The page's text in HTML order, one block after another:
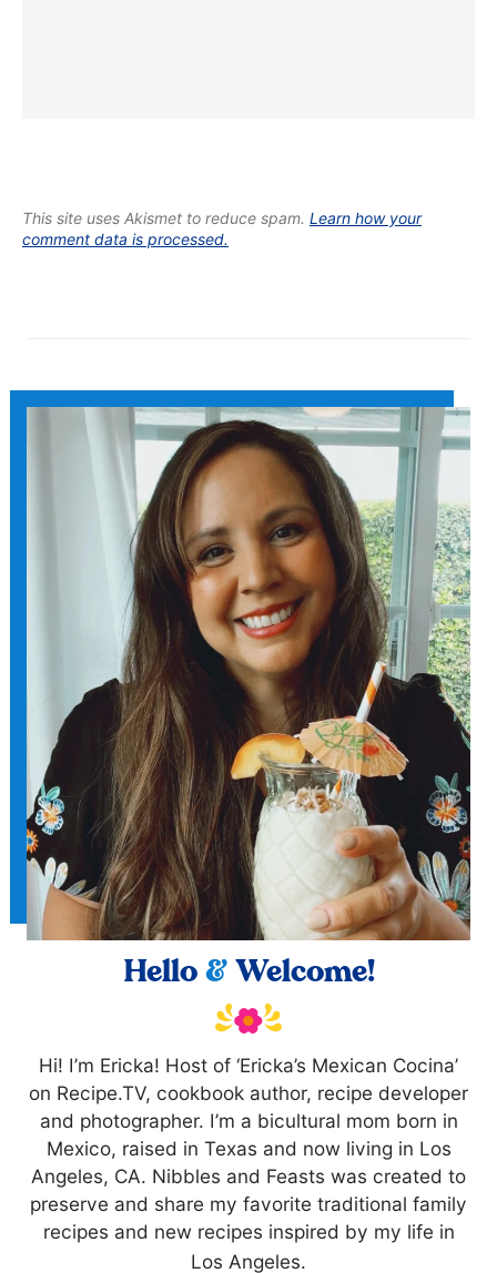
This site uses Akismet to reduce spam. Learn how your
comment data is processed.
Hello &Welcome!
Hi! I’m Ericka! Host of ‘Ericka’s Mexican Cocina’
on Recipe.TV, cookbook author, recipe developer
and photographer. I’m a bicultural mom born in
Mexico, raised in Texas and now living in Los
Angeles, CA. Nibbles and Feasts was created to
preserve and share my favorite traditional family
recipes and new recipes inspired by my life in
Los Angeles.